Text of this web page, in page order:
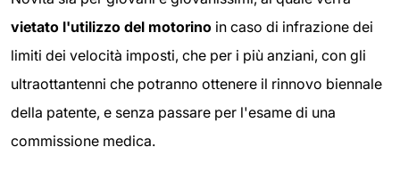
vietato l'utilizzo del motorino in caso di infrazione dei
limiti dei velocità imposti, che per i più anziani, con gli
ultraottantenni che potranno ottenere il rinnovo biennale
della patente, e senza passare per l'esame di una
commissione medica.